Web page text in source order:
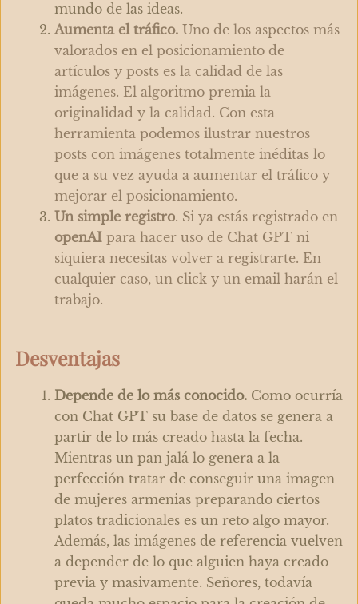
mundo de las ideas.
Aumenta el tráfico.Uno de los aspectos más
valorados en el posicionamiento de
artículos y posts es la calidad de las
imágenes. El algoritmo premia la
originalidad y la calidad. Con esta
herramienta podemos ilustrar nuestros
posts con imágenes totalmente inéditas lo
que a su vez ayuda a aumentar el tráfico y
mejorar el posicionamiento.
Un simple registro. Si ya estás registrado en
openAI para hacer uso de Chat GPT ni
siquiera necesitas volver a registrarte. En
cualquier caso, un click y un email harán el
trabajo.
Desventajas
Depende de lo más conocido. Como ocurría
con Chat GPT su base de datos se genera a
partir de lo más creado hasta la fecha.
Mientras un pan jalá lo genera a la
perfección tratar de conseguir una imagen
de mujeres armenias preparando ciertos
platos tradicionales es un reto algo mayor.
Además, las imágenes de referencia vuelven
a depender de lo que alguien haya creado
previa y masivamente. Señores, todavía